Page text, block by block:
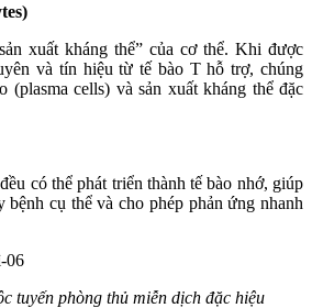
xuất kháng thể” của cơ thể. Khi được
và tín hiệu từ tế bào T hỗ trợ, chúng
(plasma cells) và sản xuất kháng thể đặc
có thể phát triển thành tế bào nhớ, giúp
bệnh cụ thể và cho phép phản ứng nhanh
tuyến phòng thủ miễn dịch đặc hiệu